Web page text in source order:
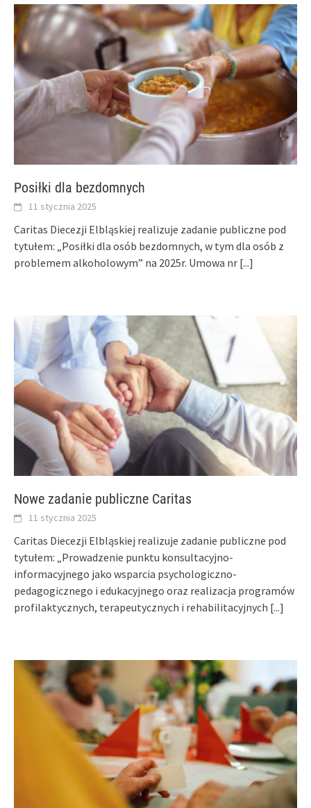
Posiłki dla bezdomnych
11 stycznia 2025
Caritas Diecezji Elbląskiej realizuje zadanie publiczne pod
tytułem: „Posiłki dla osób bezdomnych, w tym dla osób z
problemem alkoholowym” na 2025r. Umowa nr [...]
Nowe zadanie publiczne Caritas
11 stycznia 2025
Caritas Diecezji Elbląskiej realizuje zadanie publiczne pod
tytułem: „Prowadzenie punktu konsultacyjno-
informacyjnego jako wsparcia psychologiczno-
pedagogicznego i edukacyjnego oraz realizacja programów
profilaktycznych, terapeutycznych i rehabilitacyjnych [...]